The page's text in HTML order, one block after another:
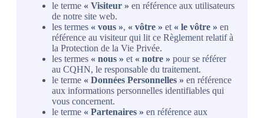
le terme « Visiteur » en référence aux utilisateurs
de notre site web.
les termes « vous », « vôtre » et « le vôtre » en
référence au visiteur qui lit ce Règlement relatif à
la Protection de la Vie Privée.
les termes « nous » et « notre » pour se référer
au CQHN, le responsable du traitement.
le terme « Données Personnelles » en référence
aux informations personnelles identifiables qui
vous concernent.
le terme « Partenaires » en référence aux